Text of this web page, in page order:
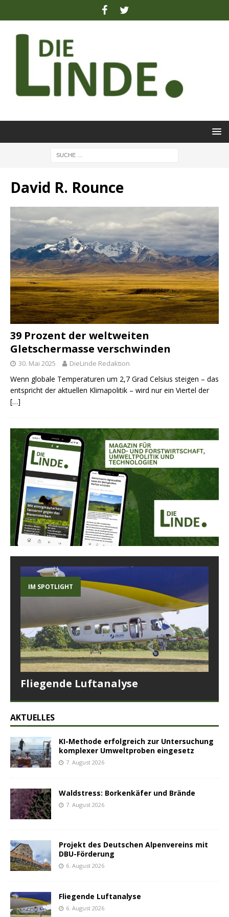
David R. Rounce
39 Prozent der weltweiten
Gletschermasse verschwinden
30. Mai 2025 DieLinde Redaktion
Wenn globale Temperaturen um 2,7 Grad Celsius steigen – das
entspricht der aktuellen Klimapolitik – wird nur ein Viertel der
[…]
IM SPOTLIGHT
Fliegende Luftanalyse
AKTUELLES
KI-Methode erfolgreich zur Untersuchung
komplexer Umweltproben eingesetz
7. August 2026
Waldstress: Borkenkäfer und Brände
7. August 2026
Projekt des Deutschen Alpenvereins mit
DBU-Förderung
6. August 2026
Fliegende Luftanalyse
6. August 2026